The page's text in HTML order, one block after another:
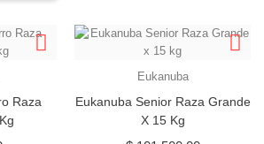
Raza
Eukanuba
Eukanuba Senior Raza Grande
X 15 Kg